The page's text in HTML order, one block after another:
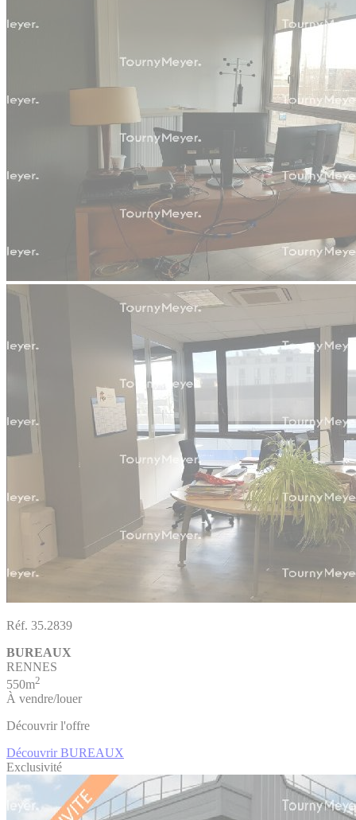
Réf. 35.2839
BUREAUX
RENNES
550m2
À vendre/louer
Découvrir l'offre
Découvrir BUREAUX
Exclusivité